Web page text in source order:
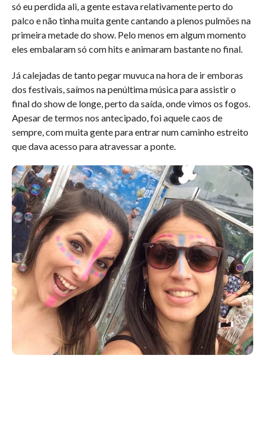
só eu perdida ali, a gente estava relativamente perto do
palco e não tinha muita gente cantando a plenos pulmões na
primeira metade do show. Pelo menos em algum momento
eles embalaram só com hits e animaram bastante no final.
Já calejadas de tanto pegar muvuca na hora de ir emboras
dos festivais, saímos na penúltima música para assistir o
final do show de longe, perto da saída, onde vimos os fogos.
Apesar de termos nos antecipado, foi aquele caos de
sempre, com muita gente para entrar num caminho estreito
que dava acesso para atravessar a ponte.